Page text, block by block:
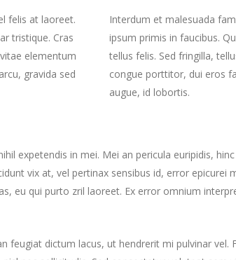
felis at laoreet.
tristique. Cras
elementum
gravida sed
Interdum et malesuada
ipsum primis in faucibus.
tellus felis. Sed fringilla,
congue porttitor, dui eros
augue, id lobortis.
expetendis in mei. Mei an pericula euripidis,
vix at, vel pertinax sensibus id, error epicurei
eu qui purto zril laoreet. Ex error omnium
feugiat dictum lacus, ut hendrerit mi pulvinar vel.